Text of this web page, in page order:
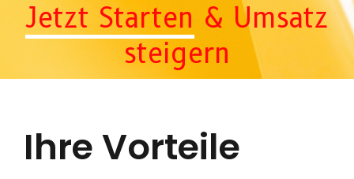
Jetzt Starten & Umsatz
steigern
Ihre Vorteile